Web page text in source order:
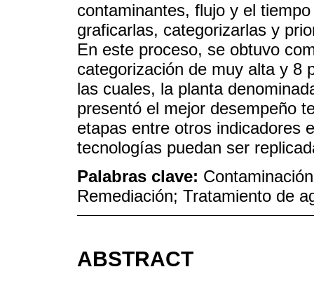
contaminantes, flujo y el
graficarlas, categorizarlas y
En este proceso, se obtuvo
categorización de muy alta y 8
las cuales, la planta
presentó el mejor desempeño
etapas entre otros indicadores
tecnologías puedan ser
Palabras clave:
Remediación; Tratamiento de
ABSTRACT